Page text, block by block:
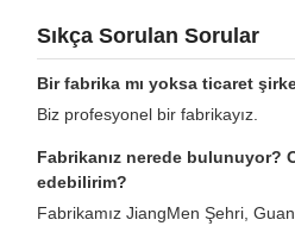
Sıkça Sorulan Sorular
Bir fabrika mı yoksa ticaret
Biz profesyonel bir fabrikayız.
Fabrikanız nerede bulunuyor?
edebilirim?
Fabrikamız JiangMen Şehri,